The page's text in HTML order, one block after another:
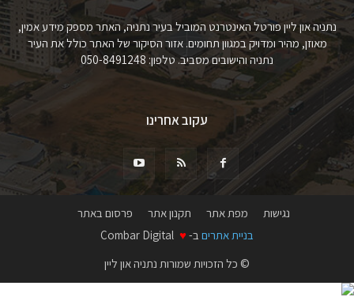
נתניה און ליין פורטל האינטרנט המוביל בעיר נתניה, האתר מספק מידע אמין,
מאוזן, מהיר ומדויק במגוון תחומים. אזור הסיקור של האתר כולל את העיר
נתניה והישובים מסביב. טלפון: 050-8491248
עקוב אחרינו
נגישות מפת אתר תקנון אתר
פרסום באתר
בניית אתרים ב- ♥
© כל הזכויות שמורות נתניה און ליין